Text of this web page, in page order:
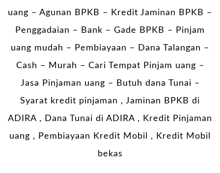
uang – Agunan BPKB – Kredit Jaminan BPKB –
Penggadaian – Bank – Gade BPKB – Pinjam
uang mudah – Pembiayaan – Dana Talangan –
Cash – Murah – Cari Tempat Pinjam uang –
Jasa Pinjaman uang – Butuh dana Tunai –
Syarat kredit pinjaman , Jaminan BPKB di
ADIRA , Dana Tunai di ADIRA , Kredit Pinjaman
uang , Pembiayaan Kredit Mobil , Kredit Mobil
bekas